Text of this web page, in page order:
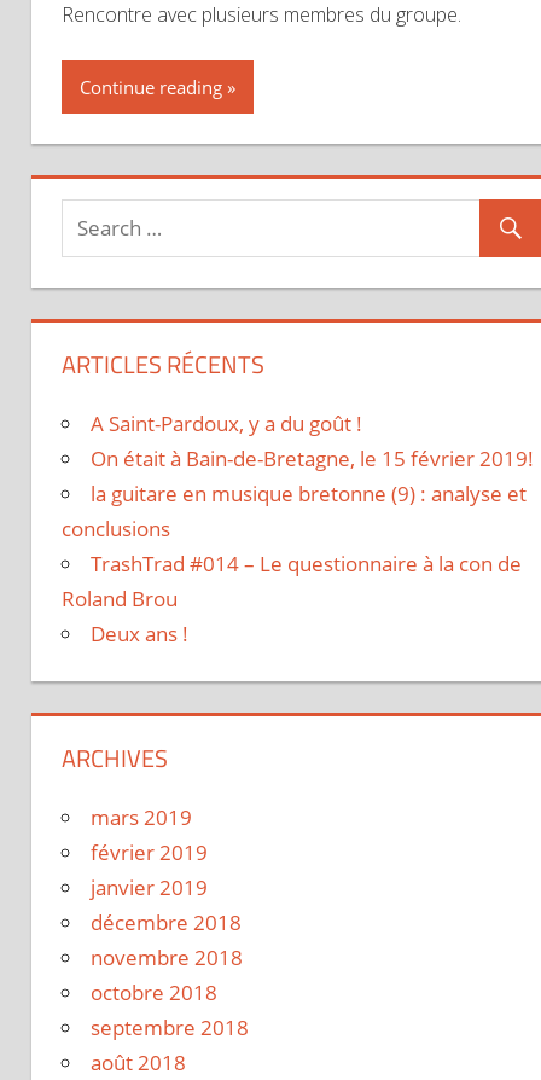
Rencontre avec plusieurs membres du groupe.
Continue reading
ARTICLES RÉCENTS
A Saint-Pardoux, y a du goût !
On était à Bain-de-Bretagne, le 15 février 2019!
la guitare en musique bretonne (9) : analyse et
conclusions
TrashTrad #014 – Le questionnaire à la con de
Roland Brou
Deux ans !
ARCHIVES
mars 2019
février 2019
janvier 2019
décembre 2018
novembre 2018
octobre 2018
septembre 2018
août 2018